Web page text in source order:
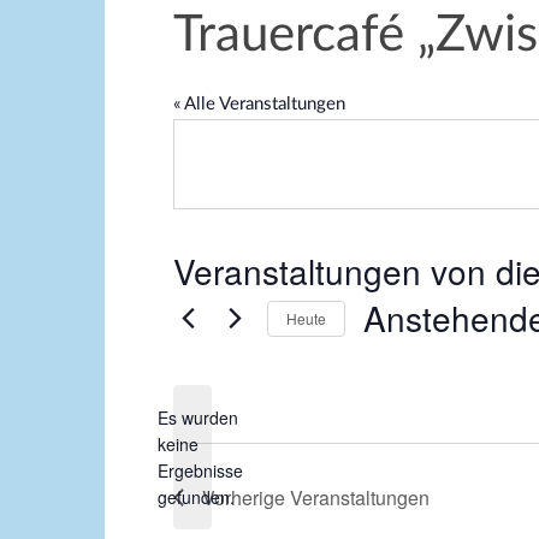
Trauercafé
« Alle Veranstaltungen
Veranstaltungen von
H
i
Es wurden
keine
Ergebnisse
gefunden.
Heute
u
w
VorherigeVeranstaltungen